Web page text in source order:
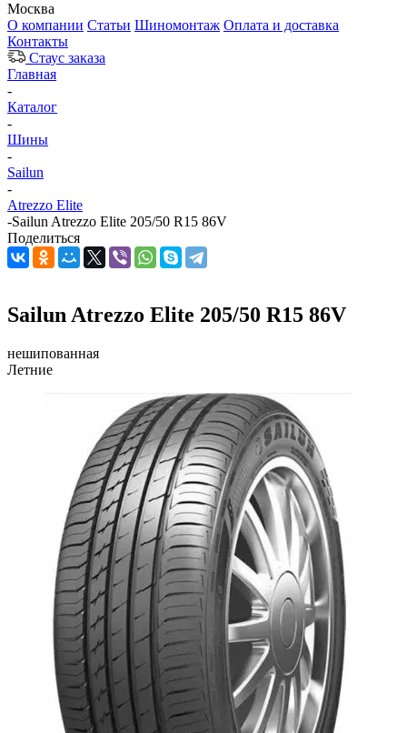
Москва
О компании Статьи Шиномонтаж Оплата и доставка
Контакты
Стаус заказа
Главная
-
Каталог
-
Шины
-
Sailun
-
Atrezzo Elite
-Sailun Atrezzo Elite 205/50 R15 86V
Поделиться
Sailun Atrezzo Elite 205/50 R15 86V
нешипованная
Летние